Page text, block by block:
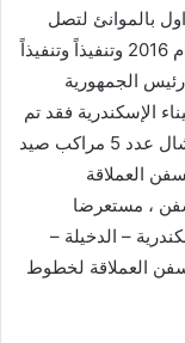
بالموانئ لتصل
إلى أعماق من (18-25 متر) ، مؤكداً أنه في عام 2016 وتنفيذاً وتنفيذاً
الجمهورية
الإسكندرية فقد تم
إنتشال عدد 21 سفينة غارقة بالإضافة إلى إنتشال عدد 5 مراكب صيد
العملاقة
، مستعرضا
– الدخيلة –
العملاقة لخطوط